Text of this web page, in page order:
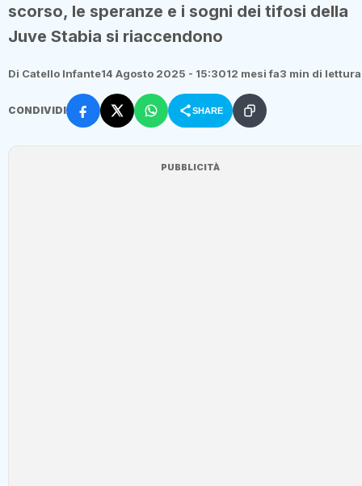
scorso, le speranze e i sogni dei tifosi della
Juve Stabia si riaccendono
Di Catello Infante14 Agosto 2025 - 15:3012 mesi fa3 min di lettura
CONDIVIDI SHARE
PUBBLICITÀ